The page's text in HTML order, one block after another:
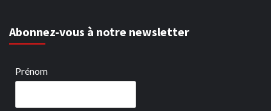
Abonnez-vous à notre newsletter
Prénom